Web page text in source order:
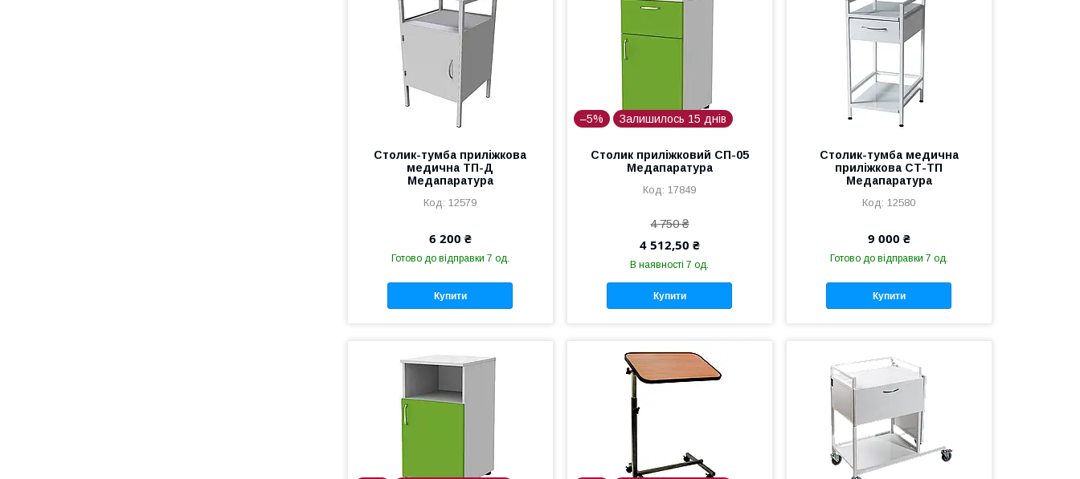
Столик-тумба приліжкова
медична ТП-Д
Медапаратура
12579
6 200 ₴
Готово до відправки 7 од.
Купити
–5% Залишилось 15 днів
Столик приліжковий СП-05
Медапаратура
17849
4 750 ₴
4 512,50 ₴
В наявності 7 од.
Купити
Столик-тумба медична
приліжкова СТ-ТП
Медапаратура
12580
9 000 ₴
Готово до відправки 7 од.
Купити